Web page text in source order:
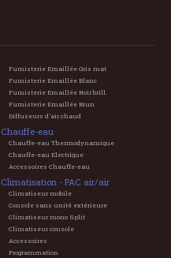
Fumisterie Emaillée Gris mat
Fumisterie Emaillée Blanc
Fumisterie Emaillée Noir brill.
Fumisterie Emaillée Brun
Diffuseurs d'air chaud
Chauffe-eau
Chauffe-eau Thermodynamique
Chauffe-eau Electrique
Accessoires Chauffe-eau
Climatisation - PAC air/air
Climatiseur mobile
Console sans unité extérieure
Climatiseur mono Split
Climatiseur console
Accessoires
Programmation